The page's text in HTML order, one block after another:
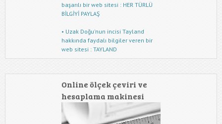
başarılı bir web sitesi : HER TÜRLÜ
BİLGİYİ PAYLAŞ
• Uzak Doğu'nun incisi Tayland
hakkında faydalı bilgiler veren bir
web sitesi : TAYLAND
Online ölçek çeviri ve
hesaplama makinesi